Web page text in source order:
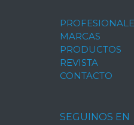
MARCAS
PRODUCTOS
REVISTA
CONTACTO
SEGUINOS EN